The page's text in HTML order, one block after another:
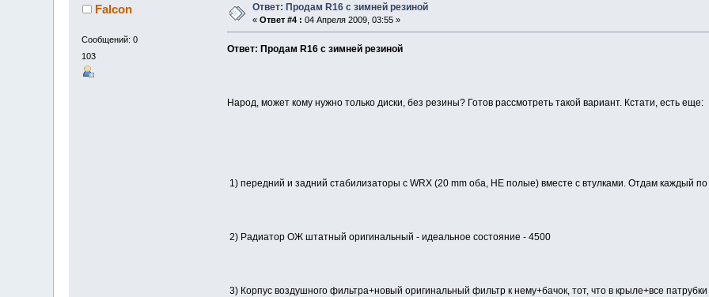
Falcon
Сообщений: 0
103
Ответ: Продам R16 с зимней резиной
«Ответ #4 : 04 Апреля 2009, 03:55 »
Ответ: Продам R16 с зимней резиной
Народ, может кому нужно только диски, без резины? Готов рассмотреть такой вариант. Кстати, есть еще:
1) передний и задний стабилизаторы с WRX (20 mm оба, НЕ полые) вместе с втулками. Отдам каждый по
2) Радиатор ОЖ штатный оригинальный - идеальное состояние - 4500
3) Корпус воздушного фильтра+новый оригинальный фильтр к нему+бачок, тот, что в крыле+все